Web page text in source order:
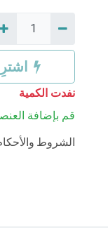
نفدت الكمية
قم بإضافة
الشروط